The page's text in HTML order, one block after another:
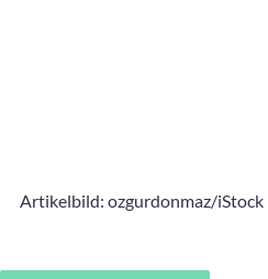
Artikelbild: ozgurdonmaz/iStock